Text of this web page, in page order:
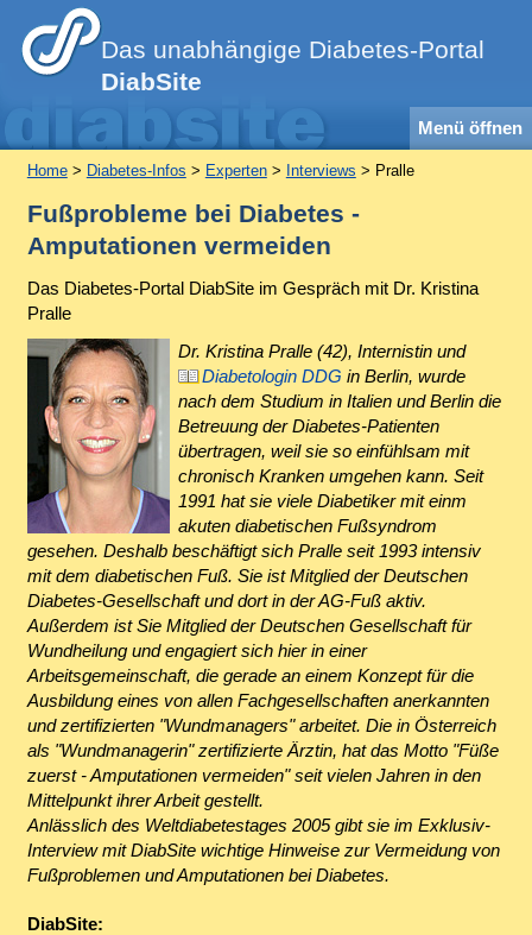
Das unabhängige Diabetes-Portal
DiabSite
Menü öffnen
Home> Diabetes-Infos > Experten> Interviews > Pralle
Fußprobleme bei Diabetes -
Amputationen vermeiden
Das Diabetes-Portal DiabSite im Gespräch mit Dr. Kristina
Pralle
Dr. Kristina Pralle (42), Internistin und
Diabetologin DDG in Berlin, wurde
nach dem Studium in Italien und Berlin die
Betreuung der Diabetes-Patienten
übertragen, weil sie so einfühlsam mit
chronisch Kranken umgehen kann. Seit
1991 hat sie viele Diabetiker mit einm
akuten diabetischen Fußsyndrom
gesehen. Deshalb beschäftigt sich Pralle seit 1993 intensiv
mit dem diabetischen Fuß. Sie ist Mitglied der Deutschen
Diabetes-Gesellschaft und dort in der AG-Fuß aktiv.
Außerdem ist Sie Mitglied der Deutschen Gesellschaft für
Wundheilung und engagiert sich hier in einer
Arbeitsgemeinschaft, die gerade an einem Konzept für die
Ausbildung eines von allen Fachgesellschaften anerkannten
und zertifizierten "Wundmanagers" arbeitet. Die in Österreich
als "Wundmanagerin" zertifizierte Ärztin, hat das Motto "Füße
zuerst - Amputationen vermeiden" seit vielen Jahren in den
Mittelpunkt ihrer Arbeit gestellt.
Anlässlich des Weltdiabetestages 2005 gibt sie im Exklusiv-
Interview mit DiabSite wichtige Hinweise zur Vermeidung von
Fußproblemen und Amputationen bei Diabetes.
DiabSite: